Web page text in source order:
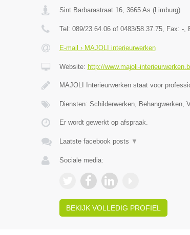
Sint Barbarastraat 16, 3665 As (Limburg)
Tel: 089/23.64.06 of 0483/58.37.75, Fax: -,
E-mail › MAJOLI interieurwerken
Website: http://www.majoli-
MAJOLI Interieurwerken staat voor
Diensten: Schilderwerken, Behangwerken,
Er wordt gewerkt op afspraak.
Laatste facebook posts ▼
Sociale media:
BEKIJK VOLLEDIG PROFIEL